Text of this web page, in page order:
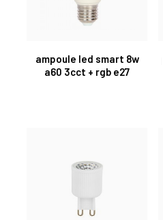
ampoule led smart 8w
a60 3cct + rgb e27